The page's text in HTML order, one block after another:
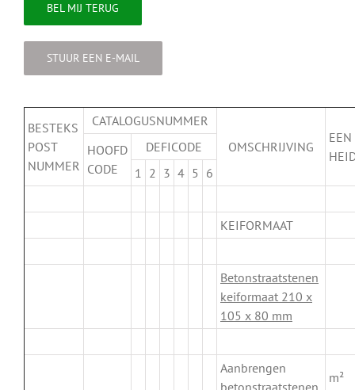
BEL MIJ TERUG
STUUR EEN E-MAIL
BESTEKS
POST
NUMMER
CATALOGUSNUMMER
OMSCHRIJVING
EEN
HOOFD
CODE
DEFICODE
1 2 3 4 5 6
KEIFORMAAT
Betonstraatstenen
keiformaat 210 x
105 x 80 mm
Aanbrengen
m²